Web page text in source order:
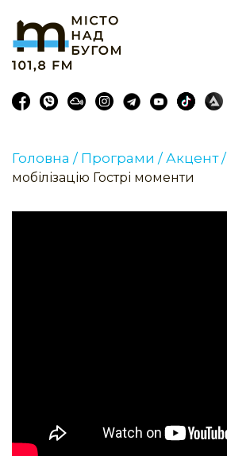
Головна / Програми / Акцент /
мобілізацію Гострі моменти